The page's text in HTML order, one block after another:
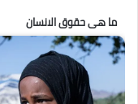
ما هى حقوق الانسان